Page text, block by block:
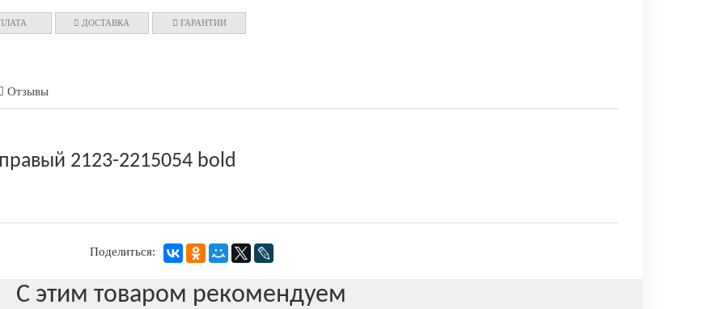
ДОСТАВКА ГАРАНТИИ
Отзывы
2123-2215054 bold
Поделиться:
С этим товаром рекомендуем